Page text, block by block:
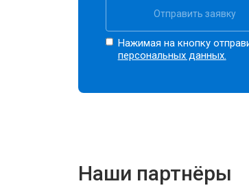
Отправить заявку
Нажимая на кнопку
персональных данных.
Наши партнёры